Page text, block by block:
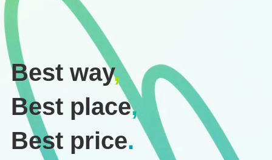
Best way,
Best place,
Best price.